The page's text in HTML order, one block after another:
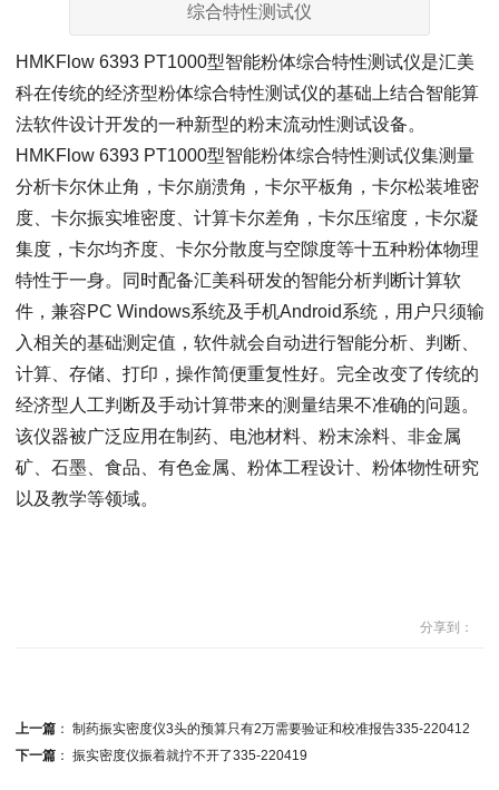
综合特性测试仪
HMKFlow 6393 PT1000型智能粉体综合特性测试仪是汇美
科在传统的经济型粉体综合特性测试仪的基础上结合智能算
法软件设计开发的一种新型的粉末流动性测试设备。
HMKFlow 6393 PT1000型智能粉体综合特性测试仪集测量
分析卡尔休止角，卡尔崩溃角，卡尔平板角，卡尔松装堆密
度、卡尔振实堆密度、计算卡尔差角，卡尔压缩度，卡尔凝
集度，卡尔均齐度、卡尔分散度与空隙度等十五种粉体物理
特性于一身。同时配备汇美科研发的智能分析判断计算软
件，兼容PC Windows系统及手机Android系统，用户只须输
入相关的基础测定值，软件就会自动进行智能分析、判断、
计算、存储、打印，操作简便重复性好。完全改变了传统的
经济型人工判断及手动计算带来的测量结果不准确的问题。
该仪器被广泛应用在制药、电池材料、粉末涂料、非金属
矿、石墨、食品、有色金属、粉体工程设计、粉体物性研究
以及教学等领域。
分享到：
上一篇： 制药振实密度仪3头的预算只有2万需要验证和校准报告335-220412
下一篇： 振实密度仪振着就拧不开了335-220419